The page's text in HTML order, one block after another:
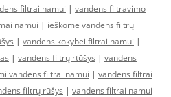
filtrai namui | vandens filtravimo
namui | ieškome vandens filtrų
| vandens kokybei filtrai namui |
| vandens filtrų rtūšys | vandens
vandens filtrai namui | vandens filtrai
filtrų rūšys | vandens filtrai namui